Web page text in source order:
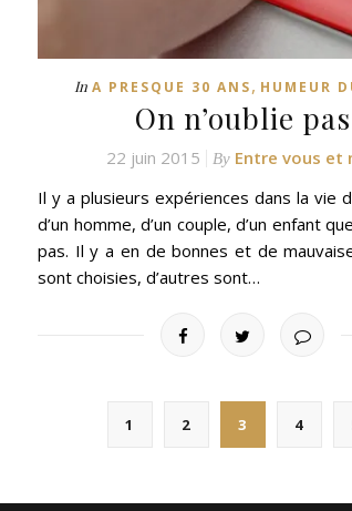
In A PRESQUE 30 ANS, HUMEUR
On n’oublie pas
22 juin 2015 By Entre vous et
Il y a plusieurs expériences dans la vie
d’un homme, d’un couple, d’un enfant
pas. Il y a en de bonnes et de
sont choisies, d’autres sont…
1 2 3 4